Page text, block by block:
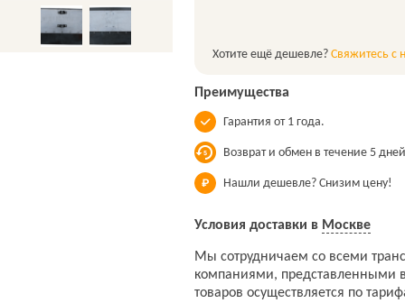
Хотите ещё дешевле? Свяжитесь с
Преимущества
Гарантия от 1 года.
Возврат и обмен в течение 5
Нашли дешевле? Снизим цену!
Условия доставки в Москве
Мы сотрудничаем со всеми
компаниями, представленными
товаров осуществляется по